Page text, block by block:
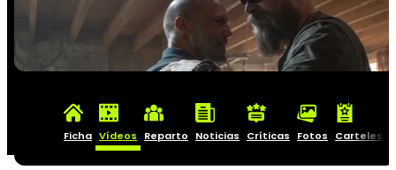
Ficha Vídeos Reparto Noticias Críticas Fotos Carteles